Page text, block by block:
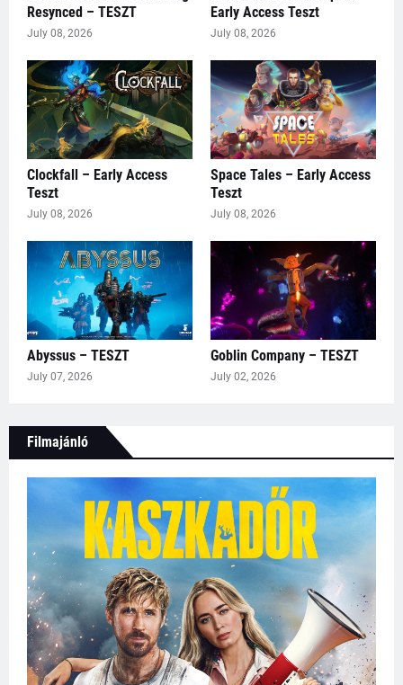
Resynced – TESZT
July 08, 2026
Early Access Teszt
July 08, 2026
Clockfall – Early Access
Teszt
July 08, 2026
Space Tales – Early Access
Teszt
July 08, 2026
Abyssus – TESZT
July 07, 2026
Goblin Company – TESZT
July 02, 2026
Filmajánló